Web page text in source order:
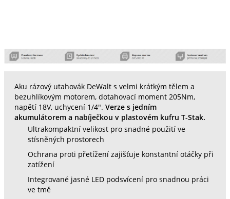
Aku rázový utahovák DeWalt s velmi krátkým tělem a
bezuhlíkovým motorem, dotahovací moment 205Nm,
napětí 18V, uchycení 1/4". Verze s jedním
akumulátorem a nabíječkou v plastovém kufru T-Stak.
Ultrakompaktní velikost pro snadné použití ve
stísněných prostorech
Ochrana proti přetížení zajišťuje konstantní otáčky při
zatížení
Integrované jasné LED podsvícení pro snadnou práci
ve tmě